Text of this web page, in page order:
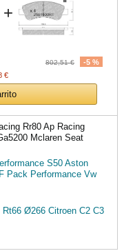
+
802,51 €
-5 %
€
Rr80 Ap Racing
Mclaren Seat
S50 Aston
Pack Performance Vw
Ø266 Citroen C2 C3